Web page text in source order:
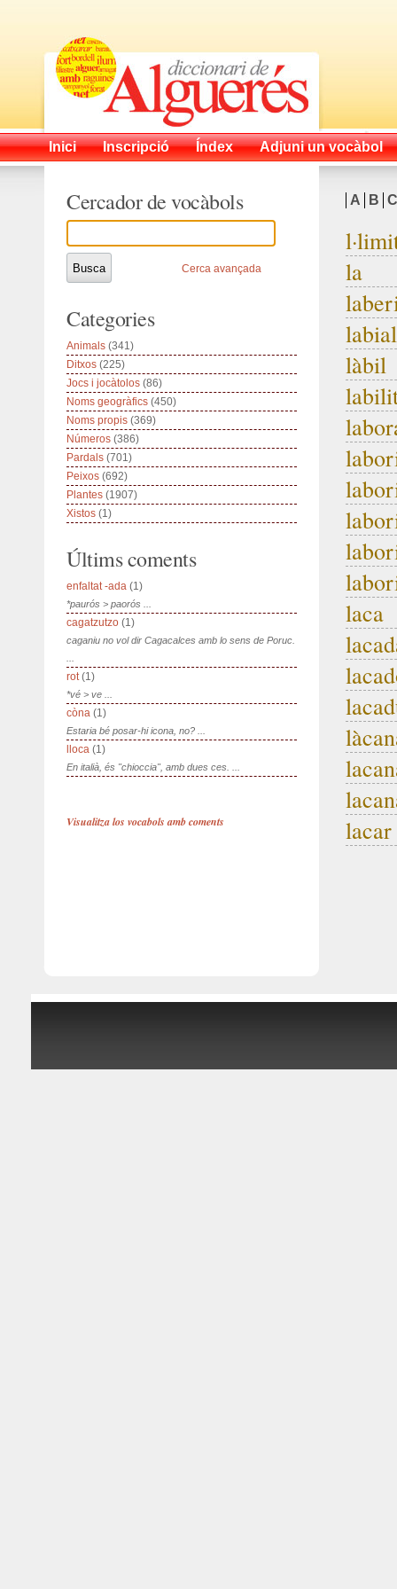
Inici Inscripció Índex Adjuni un vocàbol
A B C
la
labial
làbil
laca
lacar
Cercador de vocàbols
Cerca avançada
Categories
Animals (341)
Ditxos (225)
Jocs i jocàtolos (86)
Noms geogràfics (450)
Noms propis (369)
Números (386)
Pardals (701)
Peixos (692)
Plantes (1907)
Xistos (1)
Últims coments
enfaltat -ada (1)
*paurós > paorós ...
cagatzutzo (1)
caganiu no vol dir Cagacalces amb lo sens de Poruc.
rot(1)
*vé > ve ...
còna (1)
Estaria bé posar-hi icona, no? ...
lloca (1)
En italià, és "chioccia", amb dues ces. ...
Visualitza los vocabols amb coments